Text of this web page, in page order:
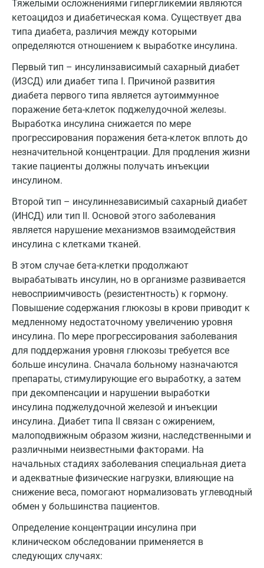
Тяжелыми осложнениями гипергликемии являются
кетоацидоз и диабетическая кома. Существует два
типа диабета, различия между которыми
определяются отношением к выработке инсулина.
Первый тип – инсулинзависимый сахарный диабет
(ИЗСД) или диабет типа I. Причиной развития
диабета первого типа является аутоиммунное
поражение бета-клеток поджелудочной железы.
Выработка инсулина снижается по мере
прогрессирования поражения бета-клеток вплоть до
незначительной концентрации. Для продления жизни
такие пациенты должны получать инъекции
инсулином.
Второй тип – инсулиннезависимый сахарный диабет
(ИНСД) или тип II. Основой этого заболевания
является нарушение механизмов взаимодействия
инсулина с клетками тканей.
В этом случае бета-клетки продолжают
вырабатывать инсулин, но в организме развивается
невосприимчивость (резистентность) к гормону.
Повышение содержания глюкозы в крови приводит к
медленному недостаточному увеличению уровня
инсулина. По мере прогрессирования заболевания
для поддержания уровня глюкозы требуется все
больше инсулина. Сначала больному назначаются
препараты, стимулирующие его выработку, а затем
при декомпенсации и нарушении выработки
инсулина поджелудочной железой и инъекции
инсулина. Диабет типа II связан с ожирением,
малоподвижным образом жизни, наследственными и
различными неизвестными факторами. На
начальных стадиях заболевания специальная диета
и адекватные физические нагрузки, влияющие на
снижение веса, помогают нормализовать углеводный
обмен у большинства пациентов.
Определение концентрации инсулина при
клиническом обследовании применяется в
следующих случаях:
Королев
Кострома
Котельники
Красногорск
Краснодар
Красноярск
Лабинск
Липецк
Лобня
Майкоп
Мурино
Мурманск
Набережные Челны
Наро-Фоминск
Нижневартовск
Нижнекамск
Новокузнецк
Новороссийск
Новосибирск
Ногинск
Обнинск